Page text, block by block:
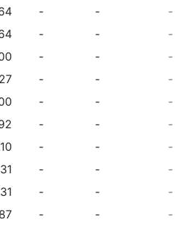
- -
-
- -
-
- -
-
- -
-
- -
-
- -
-
- -
-
- -
-
- -
-
- -
-